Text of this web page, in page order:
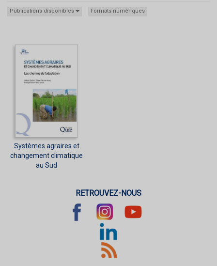
Publications disponibles Formats numériques
Systèmes agraires et
changement climatique
au Sud
RETROUVEZ-NOUS